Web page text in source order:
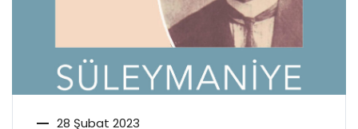
28 Şubat 2023